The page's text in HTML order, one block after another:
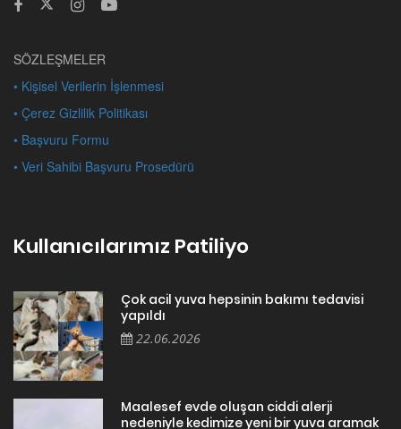
SÖZLEŞMELER
• Kişisel Verilerin İşlenmesi
• Çerez Gizlilik Politikası
• Başvuru Formu
• Veri Sahibi Başvuru Prosedürü
Kullanıcılarımız Patiliyo
Çok acil yuva hepsinin bakımı tedavisi
yapıldı
22.06.2026
Maalesef evde oluşan ciddi alerji
nedeniyle kedimize yeni bir yuva aramak